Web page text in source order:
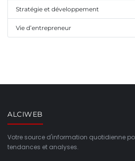
Stratégie et développement
Vie d’entrepreneur
ALCIWEB
Votre source d'information quotidienne
tendances et analyses.